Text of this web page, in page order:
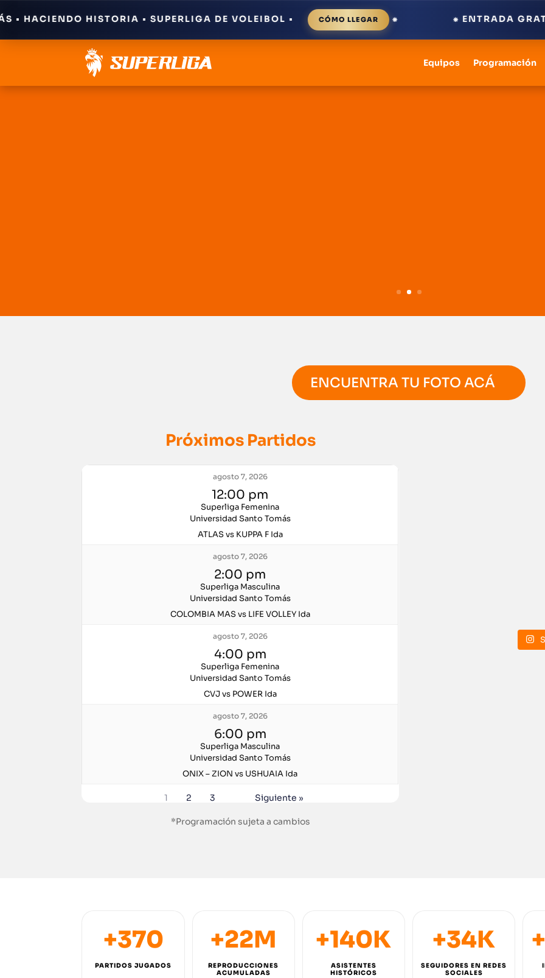
HISTORIA • SUPERLIGA DE VOLEIBOL • CÓMO LLEGAR ⁕ ⁕ ENTRADA
Equipos Programación
ENCUENTRA TU FOTO ACÁ
Próximos Partidos
agosto 7, 2026
12:00 pm
Superliga Femenina
Universidad Santo Tomás
ATLAS vs KUPPA F Ida
agosto 7, 2026
2:00 pm
Superliga Masculina
Universidad Santo Tomás
COLOMBIA MAS vs LIFE VOLLEY Ida
agosto 7, 2026
4:00 pm
Superliga Femenina
Universidad Santo Tomás
CVJ vs POWER Ida
agosto 7, 2026
6:00 pm
Superliga Masculina
Universidad Santo Tomás
ONIX – ZION vs USHUAIA Ida
1 2 3 Siguiente
*Programación sujeta a cambios
+370
PARTIDOS JUGADOS
+22M
REPRODUCCIONES
ACUMULADAS
+140K
ASISTENTES
HISTÓRICOS
+34K
SEGUIDORES EN REDES
SOCIALES